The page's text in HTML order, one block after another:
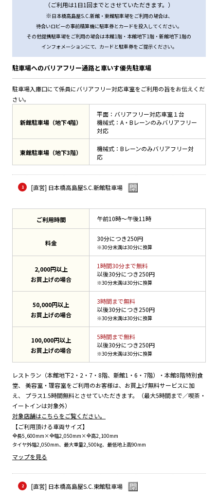
（ご利用は1日1回までとさせていただきます。）
※日本橋高島屋S.C.新館・東館駐車場をご利用の場合は、
待合いロビーの事前精算機に駐車券とカードを投入してください。
その他提携駐車場をご利用の場合は本館1階・本館地下1階・新館地下1階の
インフォメーションにて、カードと駐車券をご提示ください。
駐車場へのバリアフリー通路と車いす優先駐車場
駐車場入庫口にて係員にバリアフリー対応車室をご利用の旨をお伝えくだ
さい。
新館駐車場（地下4階）
平面：バリアフリー対応車室１台
機械式：A・Bレーンのみバリアフリー
対応
東館駐車場（地下3階）
機械式：Bレーンのみバリアフリー対
応
[直営] 日本橋高島屋S.C.新館駐車場
ご利用時間 午前10時～午後11時
料金
30分につき250円
※30分未満は30分に換算
2,000円以上
お買上げの場合
1時間30分まで無料
以後30分につき250円
※30分未満は30分に換算
50,000円以上
お買上げの場合
3時間まで無料
以後30分につき250円
※30分未満は30分に換算
100,000円以上
お買上げの場合
5時間まで無料
以後30分につき250円
※30分未満は30分に換算
レストラン（本館地下2・2・7・8階、新館1・6・7階）・本館8階特別食
堂、
美容室・理容室をご利用のお客様は、お買上げ無料サービスに加
え、
プラス1.5時間無料とさせていただきます。（最大5時間まで／喫茶・
イートインは対象外）
対象店舗はこちらをご覧ください。
【ご利用頂ける車両サイズ】
全長5,600mm×全幅2,050mm×全高2,100mm
タイヤ外幅2,050mm、最大重量2,500kg、最低地上高90mm
マップを見る
[直営] 日本橋高島屋S.C.東館駐車場